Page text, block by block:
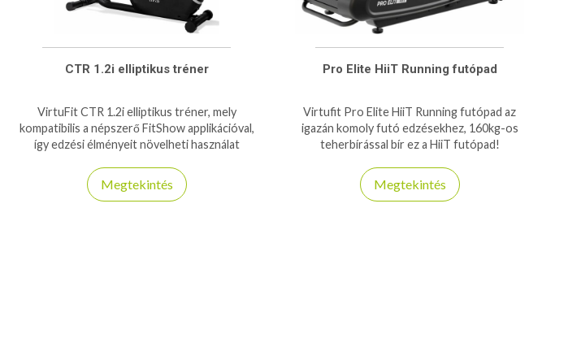
CTR 1.2i elliptikus tréner
VirtuFit CTR 1.2i elliptikus tréner, mely
kompatibilis a népszerő FitShow applikációval,
így edzési élményeit növelheti használat
Megtekintés
Pro Elite HiiT Running futópad
Virtufit Pro Elite HiiT Running futópad az
igazán komoly futó edzésekhez, 160kg-os
teherbírással bír ez a HiiT futópad!
Megtekintés